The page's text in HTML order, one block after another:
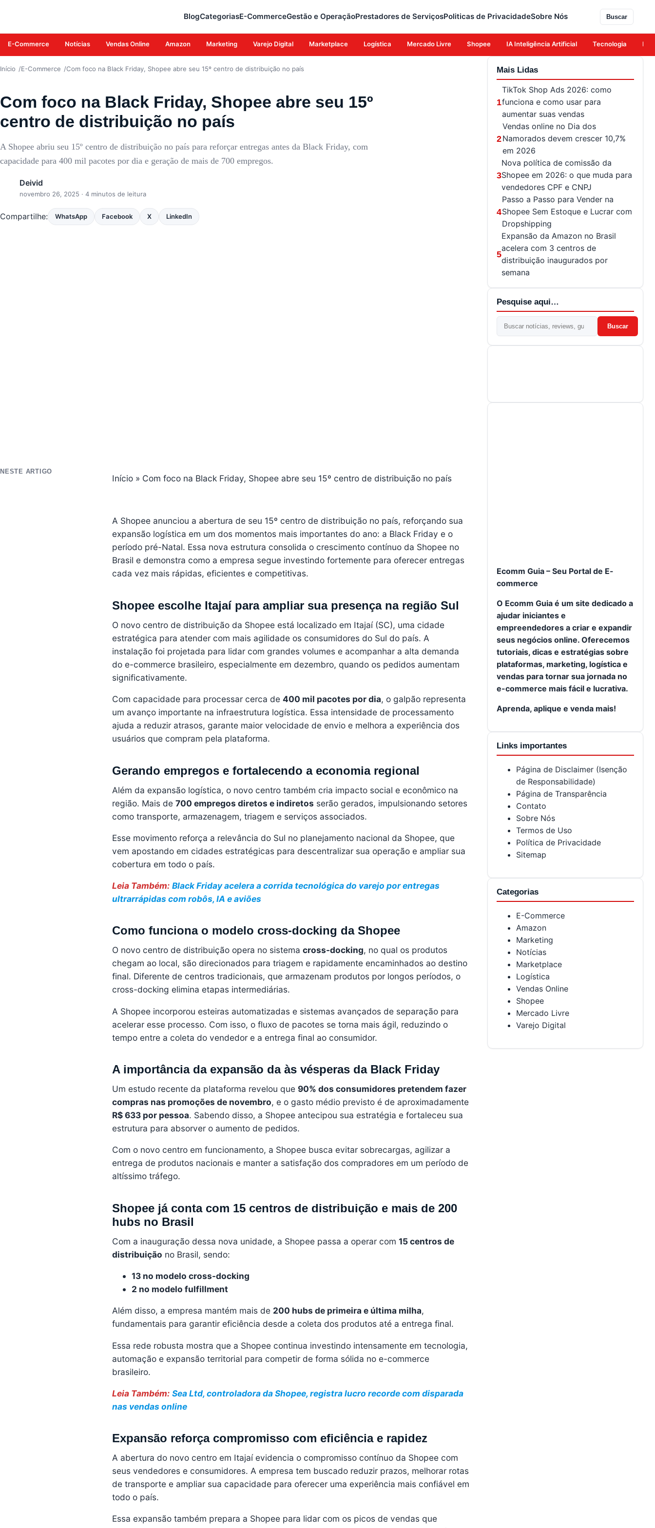
BlogCategoriasE-CommerceGestão e OperaçãoPrestadores de ServiçosPoliticas de PrivacidadeSobre Nós Buscar
E-Commerce Notícias Vendas Online Amazon Marketing Varejo Digital Marketplace Logística Mercado Livre Shopee IA Inteligência Artificial Tecnologia
Início E-Commerce Com foco na Black Friday, Shopee abre seu 15º centro de distribuição no país
Com foco na Black Friday, Shopee abre seu 15º
centro de distribuição no país
A Shopee abriu seu 15º centro de distribuição no país para reforçar entregas antes da Black Friday, com
capacidade para 400 mil pacotes por dia e geração de mais de 700 empregos.
Deivid
novembro 26, 2025 · 4 minutos de leitura
Compartilhe: WhatsApp Facebook X LinkedIn
NESTE ARTIGO
Início » Com foco na Black Friday, Shopee abre seu 15º centro de distribuição no país
A Shopee anunciou a abertura de seu 15º centro de distribuição no país, reforçando sua
expansão logística em um dos momentos mais importantes do ano: a Black Friday e o
período pré-Natal. Essa nova estrutura consolida o crescimento contínuo da Shopee no
Brasil e demonstra como a empresa segue investindo fortemente para oferecer entregas
cada vez mais rápidas, eficientes e competitivas.
Shopee escolhe Itajaí para ampliar sua presença na região Sul
O novo centro de distribuição da Shopee está localizado em Itajaí (SC), uma cidade
estratégica para atender com mais agilidade os consumidores do Sul do país. A
instalação foi projetada para lidar com grandes volumes e acompanhar a alta demanda
do e-commerce brasileiro, especialmente em dezembro, quando os pedidos aumentam
significativamente.
Com capacidade para processar cerca de 400 mil pacotes por dia, o galpão representa
um avanço importante na infraestrutura logística. Essa intensidade de processamento
ajuda a reduzir atrasos, garante maior velocidade de envio e melhora a experiência dos
usuários que compram pela plataforma.
Gerando empregos e fortalecendo a economia regional
Além da expansão logística, o novo centro também cria impacto social e econômico na
região. Mais de 700 empregos diretos e indiretos serão gerados, impulsionando setores
como transporte, armazenagem, triagem e serviços associados.
Esse movimento reforça a relevância do Sul no planejamento nacional da Shopee, que
vem apostando em cidades estratégicas para descentralizar sua operação e ampliar sua
cobertura em todo o país.
Leia Também: Black Friday acelera a corrida tecnológica do varejo por entregas
ultrarrápidas com robôs, IA e aviões
Como funciona o modelo cross-docking da Shopee
O novo centro de distribuição opera no sistema cross-docking, no qual os produtos
chegam ao local, são direcionados para triagem e rapidamente encaminhados ao destino
final. Diferente de centros tradicionais, que armazenam produtos por longos períodos, o
cross-docking elimina etapas intermediárias.
A Shopee incorporou esteiras automatizadas e sistemas avançados de separação para
acelerar esse processo. Com isso, o fluxo de pacotes se torna mais ágil, reduzindo o
tempo entre a coleta do vendedor e a entrega final ao consumidor.
A importância da expansão da às vésperas da Black Friday
Um estudo recente da plataforma revelou que 90% dos consumidores pretendem fazer
compras nas promoções de novembro, e o gasto médio previsto é de aproximadamente
R$ 633 por pessoa. Sabendo disso, a Shopee antecipou sua estratégia e fortaleceu sua
estrutura para absorver o aumento de pedidos.
Com o novo centro em funcionamento, a Shopee busca evitar sobrecargas, agilizar a
entrega de produtos nacionais e manter a satisfação dos compradores em um período de
altíssimo tráfego.
Shopee já conta com 15 centros de distribuição e mais de 200
hubs no Brasil
Com a inauguração dessa nova unidade, a Shopee passa a operar com 15 centros de
distribuição no Brasil, sendo:
13 no modelo cross-docking
2 no modelo fulfillment
Além disso, a empresa mantém mais de 200 hubs de primeira e última milha,
fundamentais para garantir eficiência desde a coleta dos produtos até a entrega final.
Essa rede robusta mostra que a Shopee continua investindo intensamente em tecnologia,
automação e expansão territorial para competir de forma sólida no e-commerce
brasileiro.
Leia Também: Sea Ltd, controladora da Shopee, registra lucro recorde com disparada
nas vendas online
Expansão reforça compromisso com eficiência e rapidez
A abertura do novo centro em Itajaí evidencia o compromisso contínuo da Shopee com
seus vendedores e consumidores. A empresa tem buscado reduzir prazos, melhorar rotas
de transporte e ampliar sua capacidade para oferecer uma experiência mais confiável em
todo o país.
Essa expansão também prepara a Shopee para lidar com os picos de vendas que
Mais Lidas
1
TikTok Shop Ads 2026: como
funciona e como usar para
aumentar suas vendas
2
Vendas online no Dia dos
Namorados devem crescer 10,7%
em 2026
3
Nova política de comissão da
Shopee em 2026: o que muda para
vendedores CPF e CNPJ
4
Passo a Passo para Vender na
Shopee Sem Estoque e Lucrar com
Dropshipping
5
Expansão da Amazon no Brasil
acelera com 3 centros de
distribuição inaugurados por
semana
Pesquise aqui…
Buscar
Ecomm Guia – Seu Portal de E-
commerce
O Ecomm Guia é um site dedicado a
ajudar iniciantes e
empreendedores a criar e expandir
seus negócios online. Oferecemos
tutoriais, dicas e estratégias sobre
plataformas, marketing, logística e
vendas para tornar sua jornada no
e-commerce mais fácil e lucrativa.
Aprenda, aplique e venda mais!
Links importantes
Página de Disclaimer (Isenção
de Responsabilidade)
Página de Transparência
Contato
Sobre Nós
Termos de Uso
Política de Privacidade
Sitemap
Categorias
E-Commerce
Amazon
Marketing
Notícias
Marketplace
Logística
Vendas Online
Shopee
Mercado Livre
Varejo Digital